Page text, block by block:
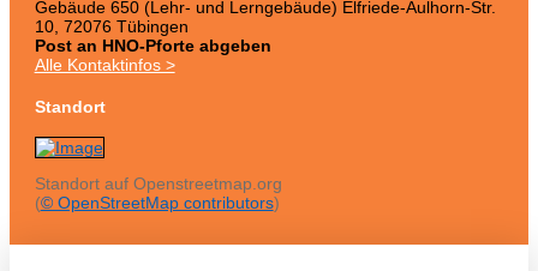
Gebäude 650 (Lehr- und Lerngebäude) Elfriede-Aulhorn-Str.
10, 72076 Tübingen
Post an HNO-Pforte abgeben
Alle Kontaktinfos >
Standort
Standort auf Openstreetmap.org
(© OpenStreetMap contributors)